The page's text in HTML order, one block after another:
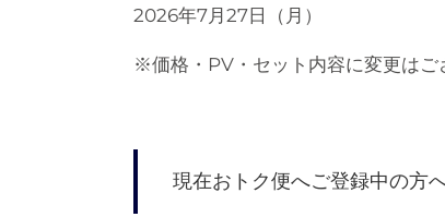
2026年7月27日（月）
※価格・PV・セット内容に変更はご
現在おトク便へご登録中の方